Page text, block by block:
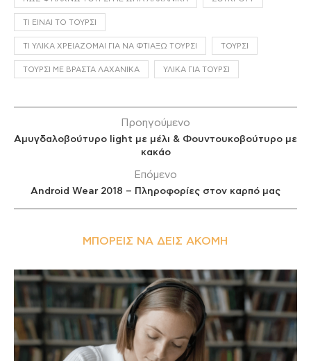
ΤΙ ΕΊΝΑΙ ΤΟ ΤΟΥΡΣΊ
ΤΙ ΥΛΙΚΆ ΧΡΕΙΆΖΟΜΑΙ ΓΙΑ ΝΑ ΦΤΙΆΞΩ ΤΟΥΡΣΊ ΤΟΥΡΣΊ
ΤΟΥΡΣΊ ΜΕ ΒΡΑΣΤΆ ΛΑΧΑΝΙΚΆ ΥΛΙΚΆ ΓΙΑ ΤΟΥΡΣΊ
Προηγούμενο
Αμυγδαλοβούτυρο light με μέλι & Φουντουκοβούτυρο με
κακάο
Επόμενο
Android Wear 2018 – Πληροφορίες στον καρπό μας
ΜΠΟΡΕΊΣ ΝΑ ΔΕΙΣ ΑΚΌΜΗ